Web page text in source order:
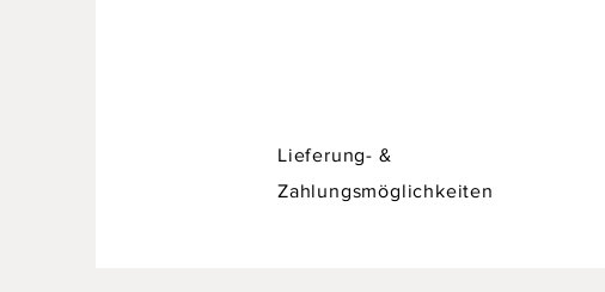
Lieferung- &
Zahlungsmöglichkeiten